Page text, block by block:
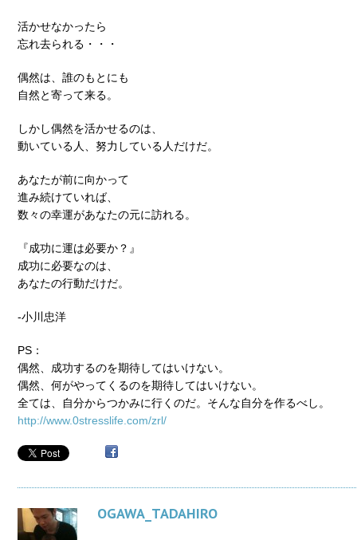
活かせなかったら
忘れ去られる・・・
偶然は、誰のもとにも
自然と寄って来る。
しかし偶然を活かせるのは、
動いている人、努力している人だけだ。
あなたが前に向かって
進み続けていれば、
数々の幸運があなたの元に訪れる。
『成功に運は必要か？』
成功に必要なのは、
あなたの行動だけだ。
-小川忠洋
PS：
偶然、成功するのを期待してはいけない。
偶然、何がやってくるのを期待してはいけない。
全ては、自分からつかみに行くのだ。そんな自分を作るべし。
http://www.0stresslife.com/zrl/
OGAWA_TADAHIRO